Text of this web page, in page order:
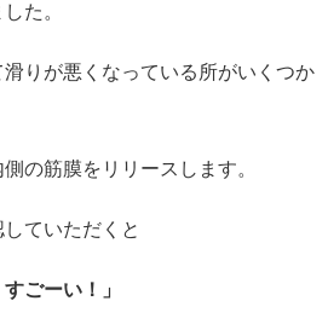
た。
りが悪くなっている所がいくつか
の筋膜をリリースします。
ていただくと
ごーい！」